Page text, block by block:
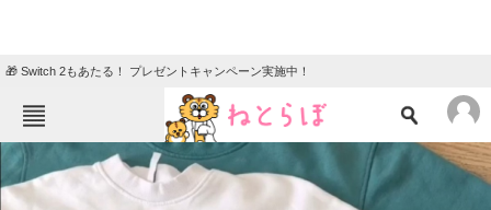
🎁 Switch 2もあたる！ プレゼントキャンペーン実施中！
ねとらぼメニュー
TOP ニュース